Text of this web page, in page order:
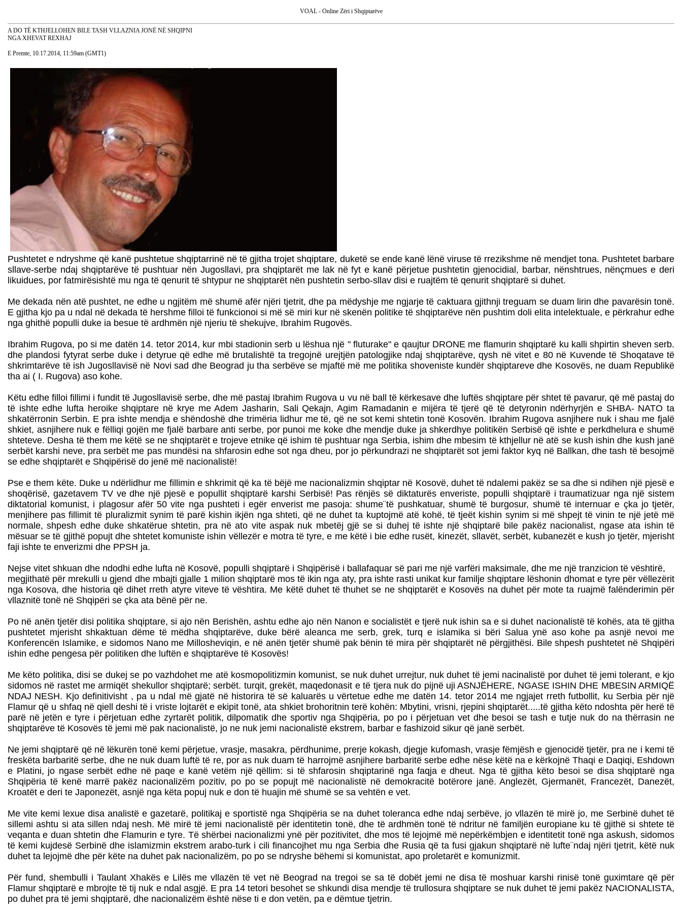
VOAL - Online Zëri i Shqiptarëve
A DO TË KTHJELLOHEN BILE TASH VLLAZNIA JONË NË SHQIPNI
NGA XHEVAT REXHAJ
E Premte, 10.17.2014, 11:59am (GMT1)
Pushtetet e ndryshme që kanë pushtetue shqiptarrinë në të gjitha trojet shqiptare, duketë se ende kanë lënë viruse të rrezikshme në mendjet tona. Pushtetet barbare
sllave-serbe ndaj shqiptarëve të pushtuar nën Jugosllavi, pra shqiptarët me lak në fyt e kanë përjetue pushtetin gjenocidial, barbar, nënshtrues, nënçmues e deri
likuidues, por fatmirësishtë mu nga të qenurit të shtypur ne shqiptarët nën pushtetin serbo-sllav disi e ruajtëm të qenurit shqiptarë si duhet.
Me dekada nën atë pushtet, ne edhe u ngjitëm më shumë afër njëri tjetrit, dhe pa mëdyshje me ngjarje të caktuara gjithnji treguam se duam lirin dhe pavarësin tonë.
E gjitha kjo pa u ndal në dekada të hershme filloi të funkcionoi si më së miri kur në skenën politike të shqiptarëve nën pushtim doli elita intelektuale, e përkrahur edhe
nga ghithë populli duke ia besue të ardhmën një njeriu të shekujve, Ibrahim Rugovës.
Ibrahim Rugova, po si me datën 14. tetor 2014, kur mbi stadionin serb u lëshua një " fluturake" e qaujtur DRONE me flamurin shqiptarë ku kalli shpirtin sheven serb.
dhe plandosi fytyrat serbe duke i detyrue që edhe më brutalishtë ta tregojnë urejtjën patologjike ndaj shqiptarëve, qysh në vitet e 80 në Kuvende të Shoqatave të
shkrimtarëve të ish Jugosllavisë në Novi sad dhe Beograd ju tha serbëve se mjaftë më me politika shoveniste kundër shqiptareve dhe Kosovës, ne duam Republikë
tha ai ( I. Rugova) aso kohe.
Këtu edhe filloi fillimi i fundit të Jugosllavisë serbe, dhe më pastaj Ibrahim Rugova u vu në ball të kërkesave dhe luftës shqiptare për shtet të pavarur, që më pastaj do
të ishte edhe lufta heroike shqiptare në krye me Adem Jasharin, Sali Qekajn, Agim Ramadanin e mijëra të tjerë që të detyronin ndërhyrjën e SHBA- NATO ta
shkatërronin Serbin. E pra ishte mendja e shëndoshë dhe trimëria lidhur me të, që ne sot kemi shtetin tonë Kosovën. Ibrahim Rugova asnjihere nuk i shau me fjalë
shkiet, asnjihere nuk e fëlliqi gojën me fjalë barbare anti serbe, por punoi me koke dhe mendje duke ja shkerdhye politikën Serbisë që ishte e perkdhelura e shumë
shteteve. Desha të them me këtë se ne shqiptarët e trojeve etnike që ishim të pushtuar nga Serbia, ishim dhe mbesim të kthjellur në atë se kush ishin dhe kush janë
serbët karshi neve, pra serbët me pas mundësi na shfarosin edhe sot nga dheu, por jo përkundrazi ne shqiptarët sot jemi faktor kyq në Ballkan, dhe tash të besojmë
se edhe shqiptarët e Shqipërisë do jenë më nacionalistë!
Pse e them këte. Duke u ndërlidhur me fillimin e shkrimit që ka të bëjë me nacionalizmin shqiptar në Kosovë, duhet të ndalemi pakëz se sa dhe si ndihen një pjesë e
shoqërisë, gazetavem TV ve dhe një pjesë e popullit shqiptarë karshi Serbisë! Pas rënjës së diktaturës enveriste, populli shqiptarë i traumatizuar nga një sistem
diktatorial komunist, i plagosur afër 50 vite nga pushteti i egër enverist me pasoja: shume¨të pushkatuar, shumë të burgosur, shumë të internuar e çka jo tjetër,
menjihere pas fillimit të pluralizmit synim të parë kishin ikjën nga shteti, që ne duhet ta kuptojmë atë kohë, të tjeët kishin synim si më shpejt të vinin te një jetë më
normale, shpesh edhe duke shkatërue shtetin, pra në ato vite aspak nuk mbetëj gjë se si duhej të ishte një shqiptarë bile pakëz nacionalist, ngase ata ishin të
mësuar se të gjithë popujt dhe shtetet komuniste ishin vëllezër e motra të tyre, e me këtë i bie edhe rusët, kinezët, sllavët, serbët, kubanezët e kush jo tjetër, mjerisht
faji ishte te enverizmi dhe PPSH ja.
Nejse vitet shkuan dhe ndodhi edhe lufta në Kosovë, populli shqiptarë i Shqipërisë i ballafaquar së pari me një varfëri maksimale, dhe me një tranzicion të vështirë,
megjithatë për mrekulli u gjend dhe mbajti gjalle 1 milion shqiptarë mos të ikin nga aty, pra ishte rasti unikat kur familje shqiptare lëshonin dhomat e tyre për vëllezërit
nga Kosova, dhe historia që dihet rreth atyre viteve të vështira. Me këtë duhet të thuhet se ne shqiptarët e Kosovës na duhet për mote ta ruajmë falënderimin për
vllaznitë tonë në Shqipëri se çka ata bënë për ne.
Po në anën tjetër disi politika shqiptare, si ajo nën Berishën, ashtu edhe ajo nën Nanon e socialistët e tjerë nuk ishin sa e si duhet nacionalistë të kohës, ata të gjitha
pushtetet mjerisht shkaktuan dëme të mëdha shqiptarëve, duke bërë aleanca me serb, grek, turq e islamika si bëri Salua ynë aso kohe pa asnjë nevoi me
Konferencën Islamike, e sidomos Nano me Millosheviqin, e në anën tjetër shumë pak bënin të mira për shqiptarët në përgjithësi. Bile shpesh pushtetet në Shqipëri
ishin edhe pengesa për politiken dhe luftën e shqiptarëve të Kosovës!
Me këto politika, disi se dukej se po vazhdohet me atë kosmopolitizmin komunist, se nuk duhet urrejtur, nuk duhet të jemi nacinalistë por duhet të jemi tolerant, e kjo
sidomos në rastet me armiqët shekullor shqiptarë; serbët. turqit, grekët, maqedonasit e të tjera nuk do pijnë uji ASNJËHERE, NGASE ISHIN DHE MBESIN ARMIQË
NDAJ NESH. Kjo definitivisht , pa u ndal më gjatë në historira të së kaluarës u vërtetue edhe me datën 14. tetor 2014 me ngjajet rreth futbollit, ku Serbia për një
Flamur që u shfaq në qiell deshi të i vriste lojtarët e ekipit tonë, ata shkiet brohoritnin terë kohën: Mbytini, vrisni, rjepini shqiptarët.....të gjitha këto ndoshta për herë të
parë në jetën e tyre i përjetuan edhe zyrtarët politik, dilpomatik dhe sportiv nga Shqipëria, po po i përjetuan vet dhe besoi se tash e tutje nuk do na thërrasin ne
shqiptarëve të Kosovës të jemi më pak nacionalistë, jo ne nuk jemi nacionalistë ekstrem, barbar e fashizoid sikur që janë serbët.
Ne jemi shqiptarë që në lëkurën tonë kemi përjetue, vrasje, masakra, përdhunime, prerje kokash, djegje kufomash, vrasje fëmjësh e gjenocidë tjetër, pra ne i kemi të
freskëta barbaritë serbe, dhe ne nuk duam luftë të re, por as nuk duam të harrojmë asnjihere barbaritë serbe edhe nëse këtë na e kërkojnë Thaqi e Daqiqi, Eshdown
e Platini, jo ngase serbët edhe në paqe e kanë vetëm një qëllim: si të shfarosin shqiptarinë nga faqja e dheut. Nga të gjitha këto besoi se disa shqiptarë nga
Shqipëria të kenë marrë pakëz nacionalizëm pozitiv, po po se popujt më nacionalistë në demokracitë botërore janë. Anglezët, Gjermanët, Francezët, Danezët,
Kroatët e deri te Japonezët, asnjë nga këta popuj nuk e don të huajin më shumë se sa vehtën e vet.
Me vite kemi lexue disa analistë e gazetarë, politikaj e sportistë nga Shqipëria se na duhet toleranca edhe ndaj serbëve, jo vllazën të mirë jo, me Serbinë duhet të
sillemi ashtu si ata sillen ndaj nesh. Më mirë të jemi nacionalistë për identitetin tonë, dhe të ardhmën tonë të ndritur në familjën europiane ku të gjithë si shtete të
veqanta e duan shtetin dhe Flamurin e tyre. Të shërbei nacionalizmi ynë për pozitivitet, dhe mos të lejojmë më nepërkëmbjen e identitetit tonë nga askush, sidomos
të kemi kujdesë Serbinë dhe islamizmin ekstrem arabo-turk i cili financojhet mu nga Serbia dhe Rusia që ta fusi gjakun shqiptarë në lufte¨ndaj njëri tjetrit, këtë nuk
duhet ta lejojmë dhe për këte na duhet pak nacionalizëm, po po se ndryshe bëhemi si komunistat, apo proletarët e komunizmit.
Për fund, shembulli i Taulant Xhakës e Lilës me vllazën të vet në Beograd na tregoi se sa të dobët jemi ne disa të moshuar karshi rinisë tonë guximtare që për
Flamur shqiptarë e mbrojte të tij nuk e ndal asgjë. E pra 14 tetori besohet se shkundi disa mendje të trullosura shqiptare se nuk duhet të jemi pakëz NACIONALISTA,
po duhet pra të jemi shqiptarë, dhe nacionalizëm është nëse ti e don vetën, pa e dëmtue tjetrin.